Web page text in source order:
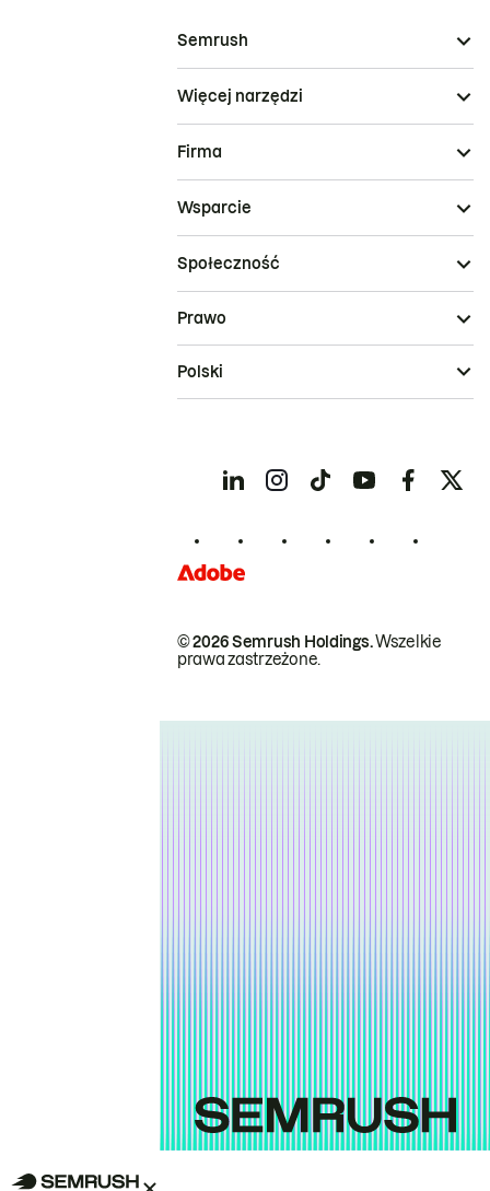
Semrush
Więcej narzędzi
Firma
Wsparcie
Społeczność
© 2026 Semrush Holdings.Wszelkie
prawa zastrzeżone.
Prawo
Polski